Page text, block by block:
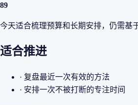
89
今天适合梳理预算和长期安排，仍需基
适合推进
· 复盘最近一次有效的方法
· 安排一次不被打断的专注时间